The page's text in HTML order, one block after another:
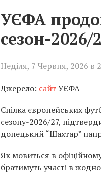
УЄФА
сезон-2026/
Неділя, 7 Червня, 2026 в
Джерело: сайт УЄФА
Спілка європейських
сезону-2026/27,
донецький “Шахтар”
Як мовиться в офіційному
братимуть участі в